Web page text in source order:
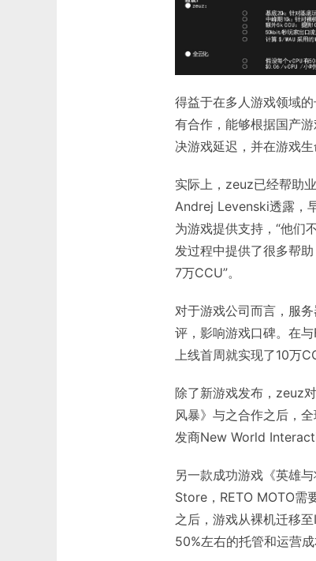
得益于在多人游戏领域
有合作，能够根据国产
决游戏延迟，并在游戏
实际上，zeuz已经帮助
Andrej Levenski透露，
为游戏提供支持，“他们
发过程中提供了很多帮
7万CCU”。
对于游戏公司而言，服
评，影响游戏口碑。在
上线首周就实现了10万
除了新游戏发布，zeuz
风暴》与之合作之后，
发商New World
另一款成功游戏《英雄
Store，RETO MOTO需
之后，游戏从裸机迁移
50%左右的托管和运营成